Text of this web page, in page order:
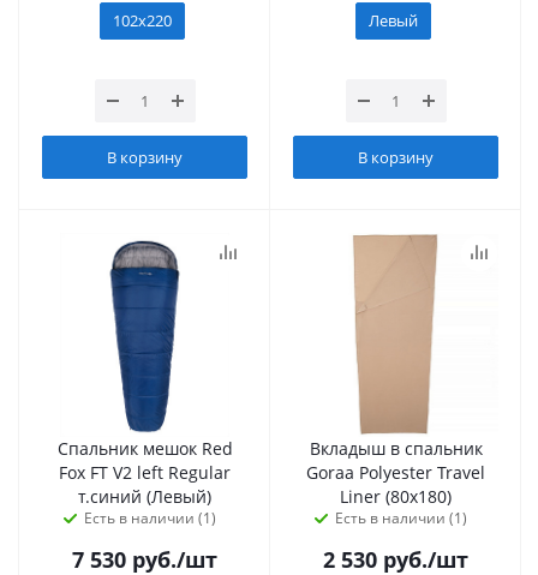
102х220
В корзину
Левый
В корзину
Спальник мешок Red
Fox FT V2 left Regular
т.синий (Левый)
Есть в наличии (1)
7 530 руб./шт
Вкладыш в спальник
Goraa Polyester Travel
Liner (80х180)
Есть в наличии (1)
2 530 руб./шт